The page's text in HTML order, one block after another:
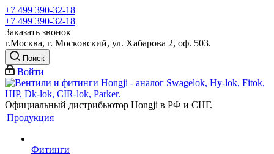
+7 499 390-32-18
+7 499 390-32-18
Заказать звонок
г.Москва, г. Московский, ул. Хабарова 2, оф. 503.
Поиск
Войти
Официальный дистрибьютор Hongji в РФ и СНГ.
Продукция
Фитинги